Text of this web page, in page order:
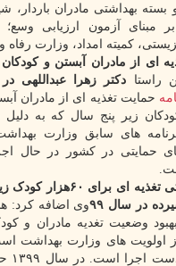
بسته بهداشتی مادران باردار،
مبنای آزمون ارزیابی
کمیته امداد، وزارت
راستا دکتر زهرا عبداللهی در
حمایت تغذیه ای از مادران
زیر پنج سال که به دلیل
های سابق وزارت
حمایتی در کشور در حال
در سال ۹۹
وی اضافه کرد:
وضعیت تغدیه مادران و